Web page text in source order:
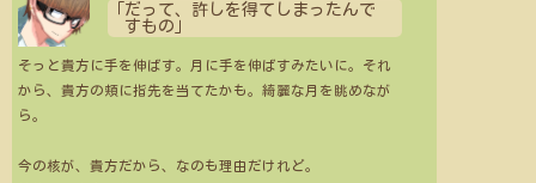
「だって、許しを得てしまったんで
すもの」
そっと貴方に手を伸ばす。月に手を伸ばすみたいに。それ
から、貴方の頬に指先を当てたかも。綺麗な月を眺めなが
ら。
今の核が、貴方だから、なのも理由だけれど。